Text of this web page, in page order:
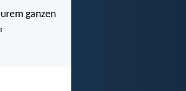
ganzen